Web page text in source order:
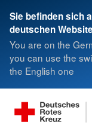
Sie befinden sich
deutschen Website
You are on the
you can use the
the English one